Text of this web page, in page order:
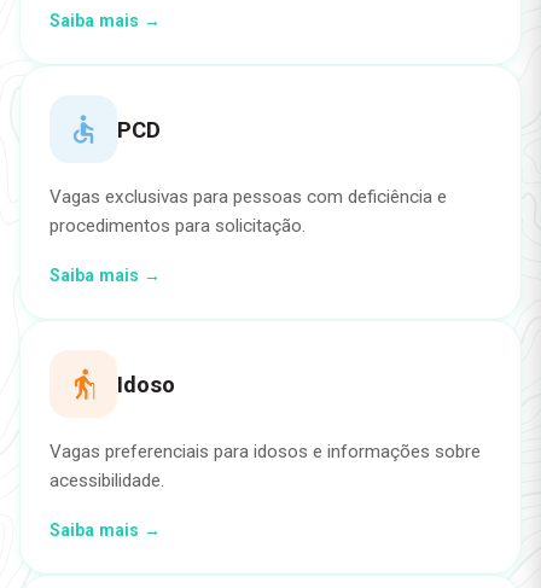
Saiba mais →
PCD
Vagas exclusivas para pessoas com deficiência e
procedimentos para solicitação.
Saiba mais →
Idoso
Vagas preferenciais para idosos e informações sobre
acessibilidade.
Saiba mais →